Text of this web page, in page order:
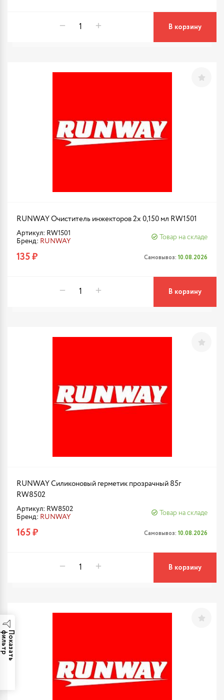
П
о
к
а
з
а
т
ь
ф
и
л
ь
т
В корзину
RUNWAY Очиститель инжекторов 2x 0,150 мл RW1501
Артикул: RW1501
Бренд: RUNWAY
Товар на складе
135 ₽ Самовывоз: 10.08.2026
В корзину
RUNWAY Силиконовый герметик прозрачный 85г
RW8502
Артикул: RW8502
Бренд: RUNWAY
Товар на складе
165 ₽ Самовывоз: 10.08.2026
В корзину